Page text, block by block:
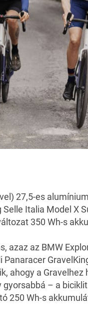
27,5-es
Selle Italia Model X
350 Wh-s
azaz az BMW
Panaracer
ahogy a
gyorsabbá – a
250 Wh-s